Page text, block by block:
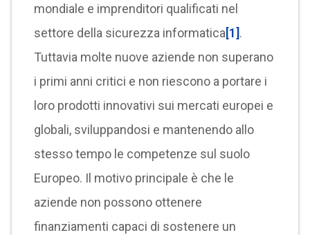
mondiale e imprenditori qualificati nel
settore della sicurezza informatica[1].
Tuttavia molte nuove aziende non superano
i primi anni critici e non riescono a portare i
loro prodotti innovativi sui mercati europei e
globali, sviluppandosi e mantenendo allo
stesso tempo le competenze sul suolo
Europeo. Il motivo principale è che le
aziende non possono ottenere
finanziamenti capaci di sostenere un